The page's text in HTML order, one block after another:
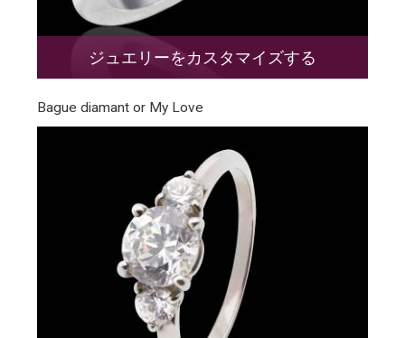
ジュエリーをカスタマイズする
Bague diamant or My Love